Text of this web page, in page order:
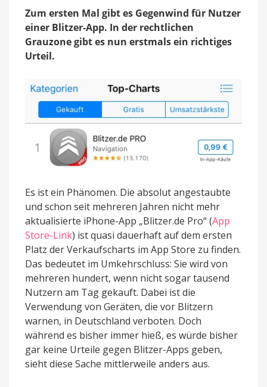
bekanntes
Bußgeld
Zum ersten Mal gibt es Gegenwind für Nutzer
einer Blitzer-App. In der rechtlichen
Grauzone gibt es nun erstmals ein richtiges
Urteil.
Es ist ein Phänomen. Die absolut angestaubte
und schon seit mehreren Jahren nicht mehr
aktualisierte iPhone-App „Blitzer.de Pro“ (App
Store-Link) ist quasi dauerhaft auf dem ersten
Platz der Verkaufscharts im App Store zu finden.
Das bedeutet im Umkehrschluss: Sie wird von
mehreren hundert, wenn nicht sogar tausend
Nutzern am Tag gekauft. Dabei ist die
Verwendung von Geräten, die vor Blitzern
warnen, in Deutschland verboten. Doch
während es bisher immer hieß, es würde bisher
gar keine Urteile gegen Blitzer-Apps geben,
sieht diese Sache mittlerweile anders aus.